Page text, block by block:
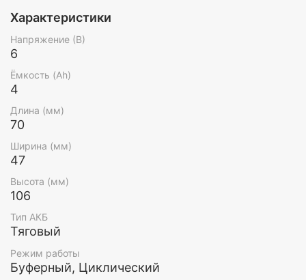
Характеристики
Напряжение (В)
6
Ёмкость (Ah)
4
Длина (мм)
70
Ширина (мм)
47
Высота (мм)
106
Тип АКБ
Тяговый
Режим работы
Буферный, Циклический